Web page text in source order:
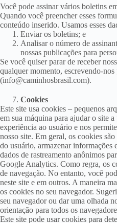
Você pode assinar vários boletins
Quando você preencher esses
conteúdo inserido. Usamos esses
Enviar os boletins; e
Analisar o número de
nossas publicações para
Se você quiser parar de receber
qualquer momento, escrevendo-nos
(info@caminhosbrasil.com).
Cookies
Este site usa cookies – pequenos
em sua máquina para ajudar o site
experiência ao usuário e nos
nosso site. Em geral, os cookies
do usuário, armazenar informações
dados de rastreamento anônimos
Google Analytics. Como regra, os
de navegação. No entanto, você
neste site e em outros. A maneira
os cookies no seu navegador.
seu navegador ou dar uma olhada
orientação para todos os
Este site pode usar cookies para